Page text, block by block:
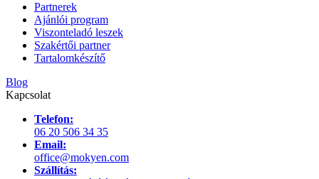
Partnerek
Ajánlói program
Viszonteladó leszek
Szakértői partner
Tartalomkészítő
Blog
Kapcsolat
Telefon:
06 20 506 34 35
Email:
office@mokyen.com
Szállítás: